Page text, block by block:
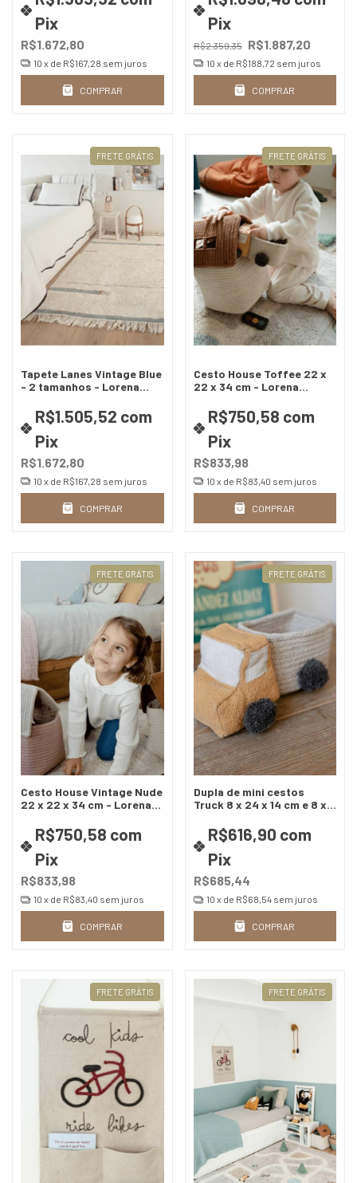
R$1.672,80
Pix
10 x de R$167,28 sem juros
COMPRAR
R$2.359,35 R$1.887,20
Pix
10 x de R$188,72 sem juros
COMPRAR
FRETE GRÁTIS
Tapete Lanes Vintage Blue
- 2 tamanhos - Lorena
R$1.672,80
R$1.505,52 com
Pix
10 x de R$167,28 sem juros
COMPRAR
FRETE GRÁTIS
Cesto House Toffee 22 x
22 x 34 cm - Lorena
R$833,98
R$750,58 com
Pix
10 x de R$83,40 sem juros
COMPRAR
FRETE GRÁTIS
Cesto House Vintage Nude
22 x 22 x 34 cm - Lorena
R$833,98
R$750,58 com
Pix
10 x de R$83,40 sem juros
COMPRAR
FRETE GRÁTIS
Dupla de mini cestos
Truck 8 x 24 x 14 cm e 8 x
R$685,44
R$616,90 com
Pix
10 x de R$68,54 sem juros
COMPRAR
FRETE GRÁTIS FRETE GRÁTIS